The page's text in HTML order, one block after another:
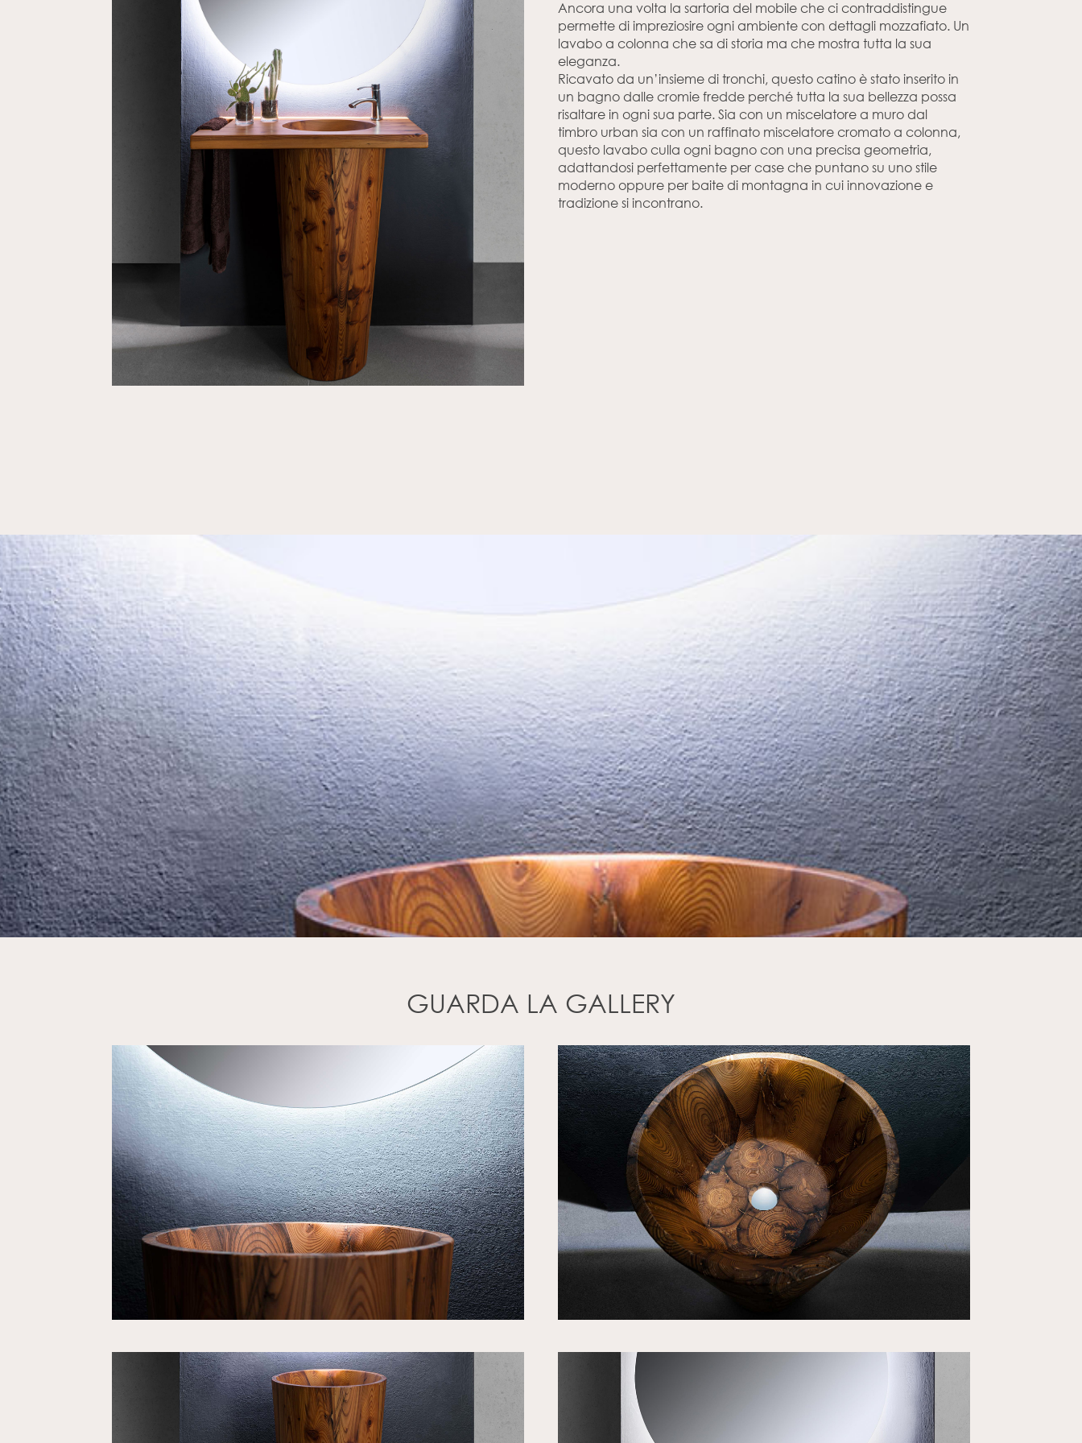
Ancora una volta la sartoria del mobile che ci contraddistingue
permette di impreziosire ogni ambiente con dettagli mozzafiato. Un
lavabo a colonna che sa di storia ma che mostra tutta la sua
eleganza.
Ricavato da un’insieme di tronchi, questo catino è stato inserito in
un bagno dalle cromie fredde perché tutta la sua bellezza possa
risaltare in ogni sua parte. Sia con un miscelatore a muro dal
timbro urban sia con un raffinato miscelatore cromato a colonna,
questo lavabo culla ogni bagno con una precisa geometria,
adattandosi perfettamente per case che puntano su uno stile
moderno oppure per baite di montagna in cui innovazione e
tradizione si incontrano.
GUARDA LA GALLERY